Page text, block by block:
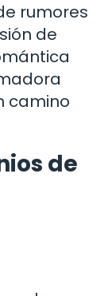
rumores
de
camino
de